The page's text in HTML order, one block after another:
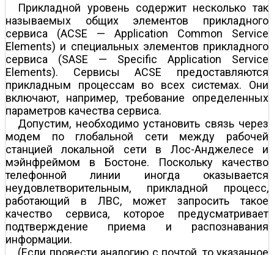
Прикладной уровень содержит несколько так
называемых общих элементов прикладного
сервиса (ACSE — Application Common Service
Elements) и специальных элементов прикладного
сервиса (SASE — Specific Application Service
Elements). Сервисы ACSE предоставляются
прикладным процессам во всех системах. Они
включают, например, требование определенных
параметров качества сервиса.
Допустим, необходимо установить связь через
модем по глобальной сети между рабочей
станцией локальной сети в Лос-Анджелесе и
мэйнфреймом в Бостоне. Поскольку качество
телефонной линии иногда оказывается
неудовлетворительным, прикладной процесс,
работающий в ЛВС, может запросить такое
качество сервиса, которое предусматривает
подтверждение приема и распознавания
информации.
(Если провести аналогию с почтой, то указанное